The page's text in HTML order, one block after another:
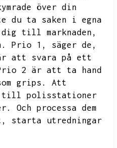
över din
du ta saken i egna
dig till marknaden,
Prio 1,
säger de,
att svara på ett
2 är att ta hand
grips.
Att
till polisstationer
Och processa dem
starta utredningar